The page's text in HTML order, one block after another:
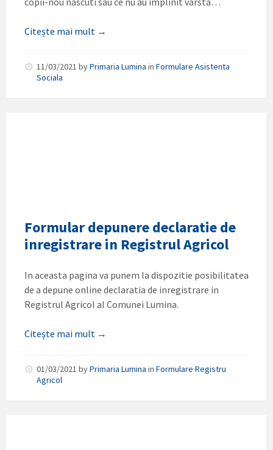
Citește mai mult →
11/03/2021 byPrimaria Lumina in Formulare Asistenta
Sociala
Formular depunere declaratie de
inregistrare in Registrul Agricol
In aceasta pagina va punem la dispozitie posibilitatea
de a depune online declaratia de inregistrare in
Registrul Agricol al Comunei Lumina.
Citește mai mult →
01/03/2021 byPrimaria Lumina in Formulare Registru
Agricol